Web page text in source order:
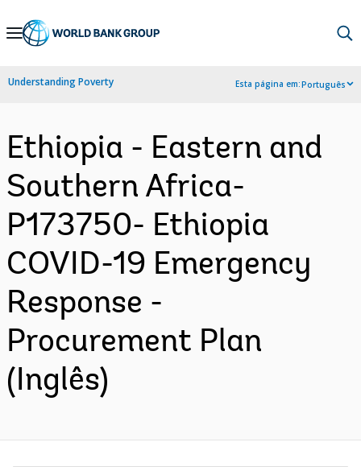
Skip
Navigation
Understanding Poverty Esta página em:Português
Ethiopia - Eastern and
Southern Africa-
P173750- Ethiopia
COVID-19 Emergency
Response -
Procurement Plan
(Inglês)